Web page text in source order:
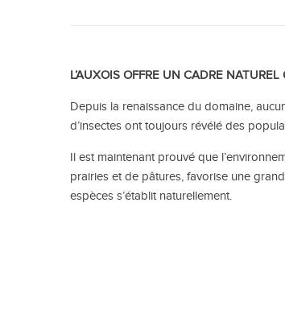
L’AUXOIS OFFRE UN CADRE
Depuis la renaissance du domaine,
d’insectes ont toujours révélé des
Il est maintenant prouvé que
prairies et de pâtures, favorise une
espèces s’établit naturellement.